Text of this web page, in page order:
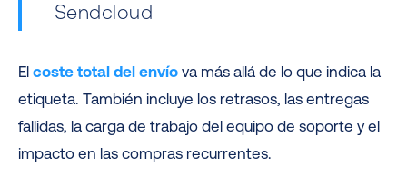
Sendcloud
El coste total del envío va más allá de lo que indica la
etiqueta. También incluye los retrasos, las entregas
fallidas, la carga de trabajo del equipo de soporte y el
impacto en las compras recurrentes.